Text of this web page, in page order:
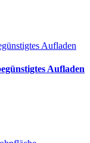
Aufladen